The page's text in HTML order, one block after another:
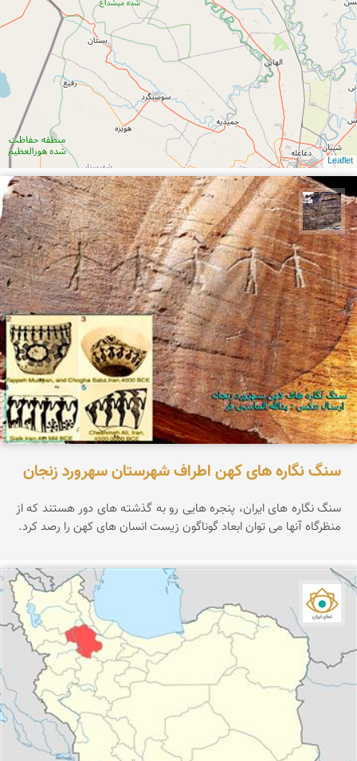
Leaflet
محمد ناصری فرد
سنگ نگاره های کهن اطراف شهرستان سهرورد زنجان
سنگ نگاره های ایران، پنجره هایی رو به گذشته های دور هستند که از
منظرگاه آنها می توان ابعاد گوناگون زیست انسان های کهن را رصد کرد.